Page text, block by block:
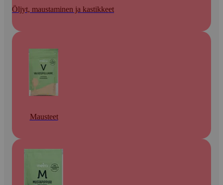
Öljyt, maustaminen ja kastikkeet
Mausteet